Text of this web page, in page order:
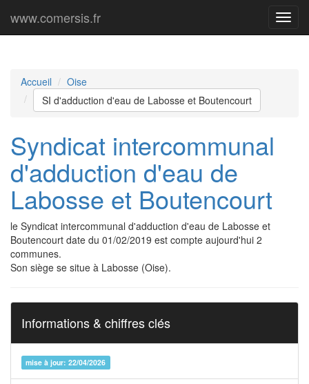
Menu
www.comersis.fr
Accueil
Oise
SI d'adduction d'eau de Labosse et Boutencourt
Syndicat intercommunal
d'adduction d'eau de
Labosse et Boutencourt
le Syndicat intercommunal d'adduction d'eau de Labosse et
Boutencourt date du 01/02/2019 est compte aujourd'hui 2
communes.
Son siège se situe à Labosse (Oise).
Informations & chiffres clés
mise à jour: 22/04/2026